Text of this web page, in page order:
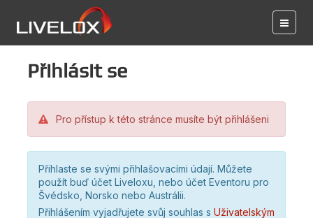
Přihlásit se
Pro přístup k této stránce musíte být přihlášeni
Přihlaste se svými přihlašovacími údají. Můžete
použít buď účet Liveloxu, nebo účet Eventoru pro
Švédsko, Norsko nebo Austrálii.
Přihlášením vyjadřujete svůj souhlas s Uživatelským